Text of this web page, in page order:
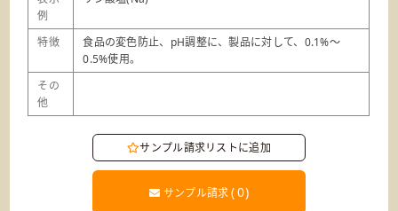
例
特徴
食品の変色防止、pH調整に、製品に対して、0.1%～
0.5%使用。
その
他
サンプル請求リストに追加
サンプル請求(0)